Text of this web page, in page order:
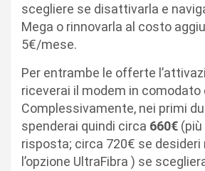
scegliere se disattivarla e
Mega o rinnovarla al costo
5€/mese.
Per entrambe le offerte
riceverai il modem in comodato
Complessivamente, nei primi
spenderai quindi circa 660€
risposta; circa 720€ se desideri
l’opzione UltraFibra ) se